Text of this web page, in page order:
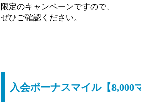
限定のキャンペーンですので、
ぜひご確認ください。
入会ボーナスマイル【8,000